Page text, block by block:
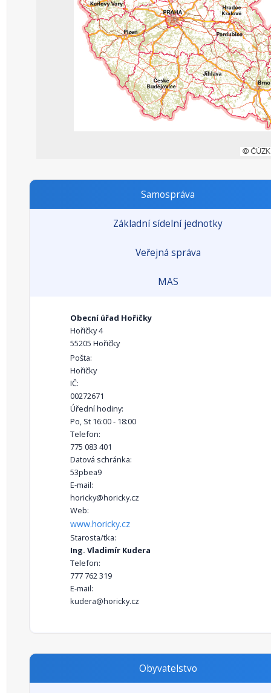
Samospráva
Základní sídelní jednotky
Veřejná správa
MAS
Obecní úřad Hořičky
Hořičky 4
55205 Hořičky
Pošta:
Hořičky
IČ:
00272671
Úřední hodiny:
Po, St 16:00 - 18:00
Telefon:
775 083 401
Datová schránka:
53pbea9
E-mail:
horicky@horicky.cz
Web:
www.horicky.cz
Starosta/tka:
Ing. Vladimír Kudera
Telefon:
777 762 319
E-mail:
kudera@horicky.cz
Obyvatelstvo